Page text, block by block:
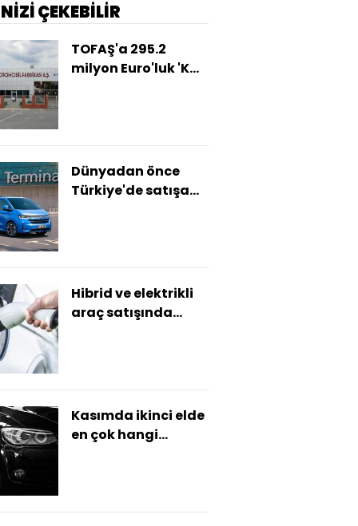
ÇEKEBİLİR
TOFAŞ'a 295.2
milyon Euro'luk 'KO'
Dünyadan önce
Türkiye'de satışa
Hibrid ve elektrikli
araç satışında
Kasımda ikinci elde
en çok hangi